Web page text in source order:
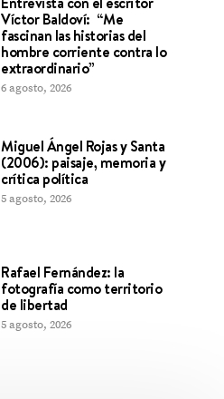
Víctor Baldoví: “Me
fascinan las historias del
hombre corriente contra lo
extraordinario”
6 agosto, 2026
Miguel Ángel Rojas y Santa
(2006): paisaje, memoria y
crítica política
5 agosto, 2026
Rafael Fernández: la
fotografía como territorio
de libertad
5 agosto, 2026